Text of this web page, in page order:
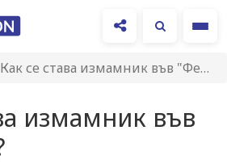
Как се става измамник във "Фейсбук"?
измамник във